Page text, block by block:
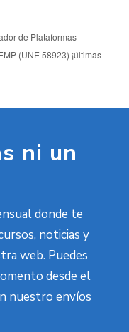
de Plataformas
(UNE 58923) ¡últimas
ni un
donde te
noticias y
web. Puedes
desde el
nuestro envíos